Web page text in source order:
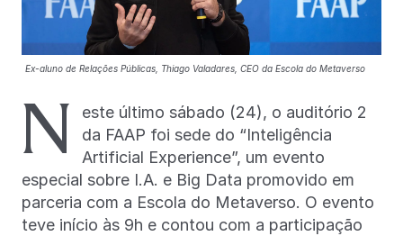
Ex-aluno de Relações Públicas, Thiago Valadares, CEO da Escola do Metaverso
N
este último sábado (24), o auditório 2
da FAAP foi sede do “Inteligência
Artificial Experience”, um evento
especial sobre I.A. e Big Data promovido em
parceria com a Escola do Metaverso. O evento
teve início às 9h e contou com a participação